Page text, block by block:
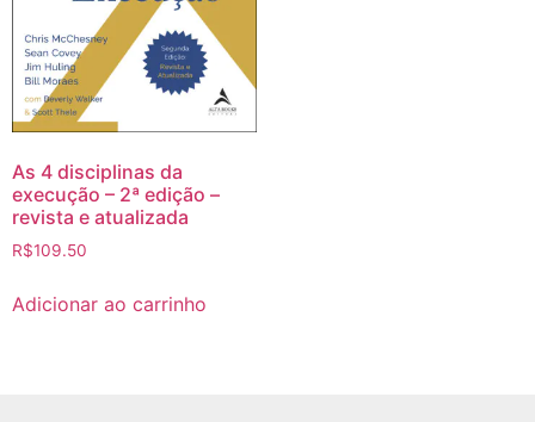
As 4 disciplinas da
execução – 2ª edição –
revista e atualizada
R$109.50
Adicionar ao carrinho